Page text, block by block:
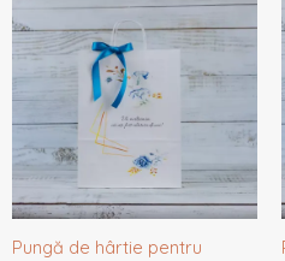
Pungă de hârtie pentru